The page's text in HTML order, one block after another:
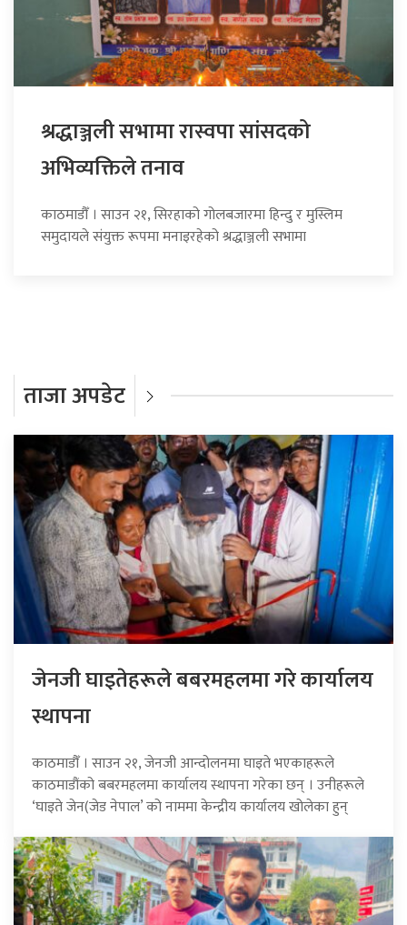
श्रद्धाञ्जली सभामा रास्वपा सांसदको
अभिव्यक्तिले तनाव
काठमाडौँ । साउन २१, सिरहाको गोलबजारमा हिन्दु र मुस्लिम
समुदायले संयुक्त रूपमा मनाइरहेको श्रद्धाञ्जली सभामा
ताजा अपडेट
जेनजी घाइतेहरूले बबरमहलमा गरे कार्यालय
स्थापना
काठमाडौँ । साउन २१, जेनजी आन्दोलनमा घाइते भएकाहरूले
काठमाडौंको बबरमहलमा कार्यालय स्थापना गरेका छन् । उनीहरूले
‘घाइते जेन(जेड नेपाल’ को नाममा केन्द्रीय कार्यालय खोलेका हुन्